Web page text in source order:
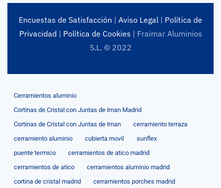
Encuestas de Satisfacción | Aviso Legal | Política de
Privacidad | Política de Cookies | Fraimar Aluminios
S.L. © 2022
Cerramientos aluminio
Cortinas de Cristal con Juntas de Iman Madrid
Cortinas de Cristal con Juntas de Iman
cerramiento terraza
cerramiento aluminio
cubierta movil
sunflex
puente termico
cerramientos de atico madrid
cerramientos de atico
cerramientos aluminio madrid
cortina de cristal madrid
cerramientos porches madrid